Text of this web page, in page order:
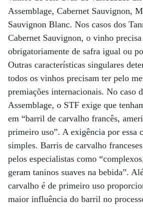
Assemblage, Cabernet Sauvignon,
Sauvignon Blanc. Nos casos dos
Cabernet Sauvignon, o vinho precisa
obrigatoriamente de safra igual ou
Outras características singulares
todos os vinhos precisam ter pelo
premiações internacionais. No caso
Assemblage, o STF exige que
em “barril de carvalho francês,
primeiro uso”. A exigência por essa
simples. Barris de carvalho
pelos especialistas como
geram taninos suaves na bebida”.
carvalho é de primeiro uso
maior influência do barril no